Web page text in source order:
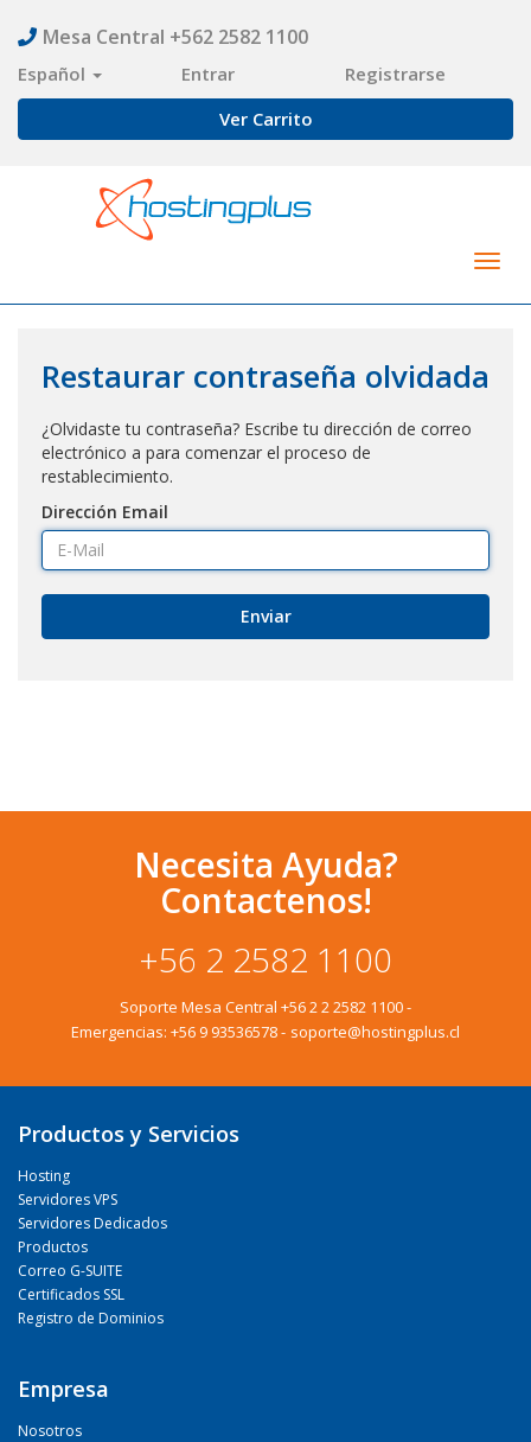
Mesa Central +562 2582 1100
Español Entrar
Registrarse
Ver Carrito
Restaurar contraseña olvidada
¿Olvidaste tu contraseña? Escribe tu dirección de correo
electrónico a para comenzar el proceso de
restablecimiento.
Dirección Email
Enviar
Necesita Ayuda?
Contactenos!
+56 2 2582 1100
Soporte Mesa Central +56 2 2 2582 1100-
Emergencias: +56 9 93536578- soporte@hostingplus.cl
Productos y Servicios
Hosting
Servidores VPS
Servidores Dedicados
Productos
Correo G-SUITE
Certificados SSL
Registro de Dominios
Empresa
Nosotros